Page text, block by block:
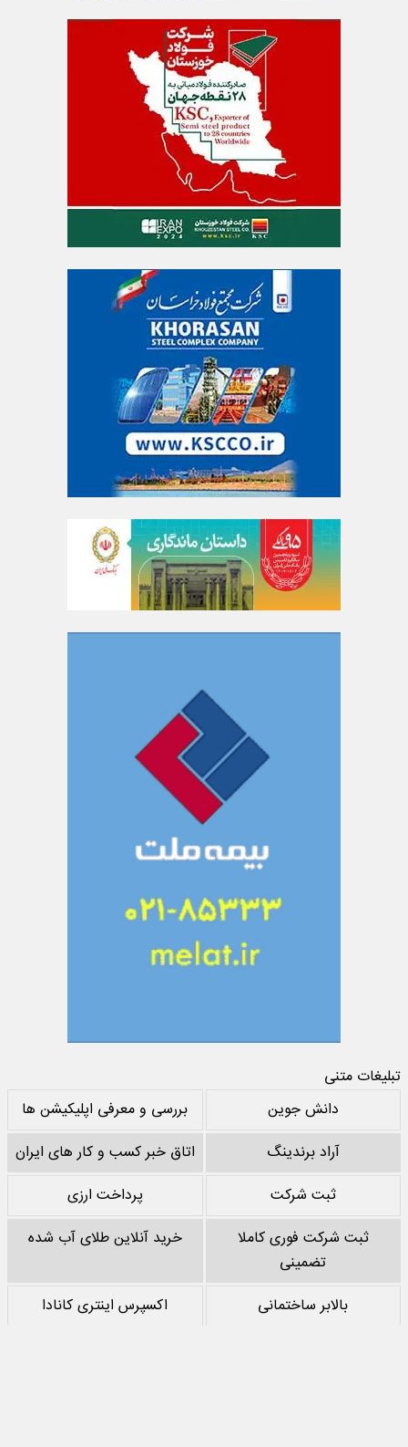
تبلیغات متنی
دانش جوین
بررسی و معرفی اپلیکیشن ها
آراد برندینگ
اتاق خبر کسب و کار های ایران
ثبت شرکت
پرداخت ارزی
ثبت شرکت فوری کاملا
تضمینی
خرید آنلاین طلای آب شده
بالابر ساختمانی
اکسپرس اینتری کانادا